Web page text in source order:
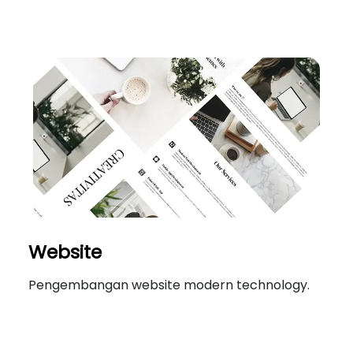
Website
Pengembangan website modern technology.